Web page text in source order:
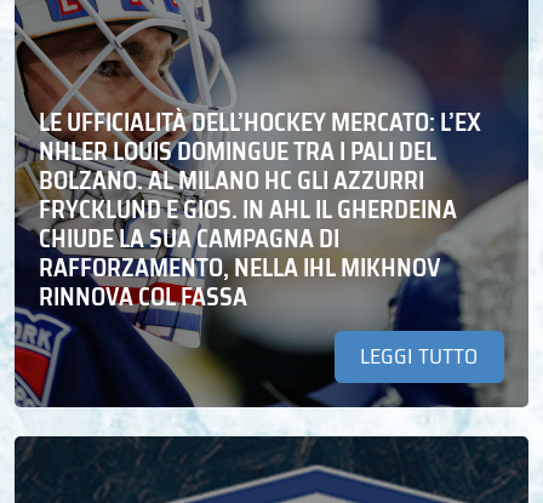
LE UFFICIALITÀ DELL’HOCKEY MERCATO: L’EX
NHLER LOUIS DOMINGUE TRA I PALI DEL
BOLZANO. AL MILANO HC GLI AZZURRI
FRYCKLUND E GIOS. IN AHL IL GHERDEINA
CHIUDE LA SUA CAMPAGNA DI
RAFFORZAMENTO, NELLA IHL MIKHNOV
RINNOVA COL FASSA
LEGGI TUTTO